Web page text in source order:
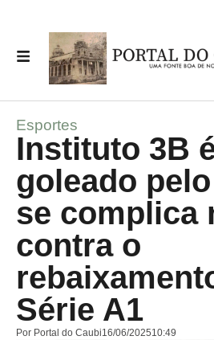
Esportes
Instituto 3B
goleado
se complica
contra o
Série A1
Por Portal do Caubi16/06/202510:49